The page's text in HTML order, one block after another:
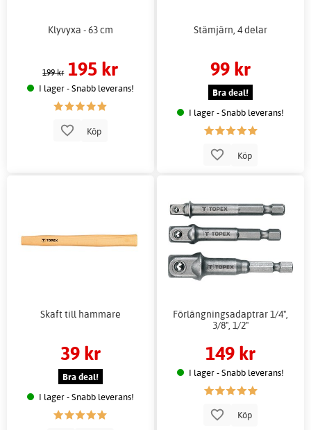
Klyvyxa - 63 cm
199 kr 195 kr
I lager - Snabb leverans!
Köp
Stämjärn, 4 delar
99 kr
Bra deal!
I lager - Snabb leverans!
Köp
Skaft till hammare
39 kr
Bra deal!
I lager - Snabb leverans!
Förlängningsadaptrar 1/4",
3/8", 1/2"
149 kr
I lager - Snabb leverans!
Köp